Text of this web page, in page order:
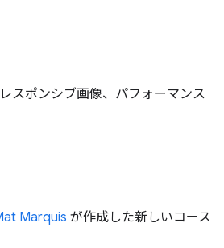
スポンシブ画像、パフォーマンス
Marquis が作成した新しいコース